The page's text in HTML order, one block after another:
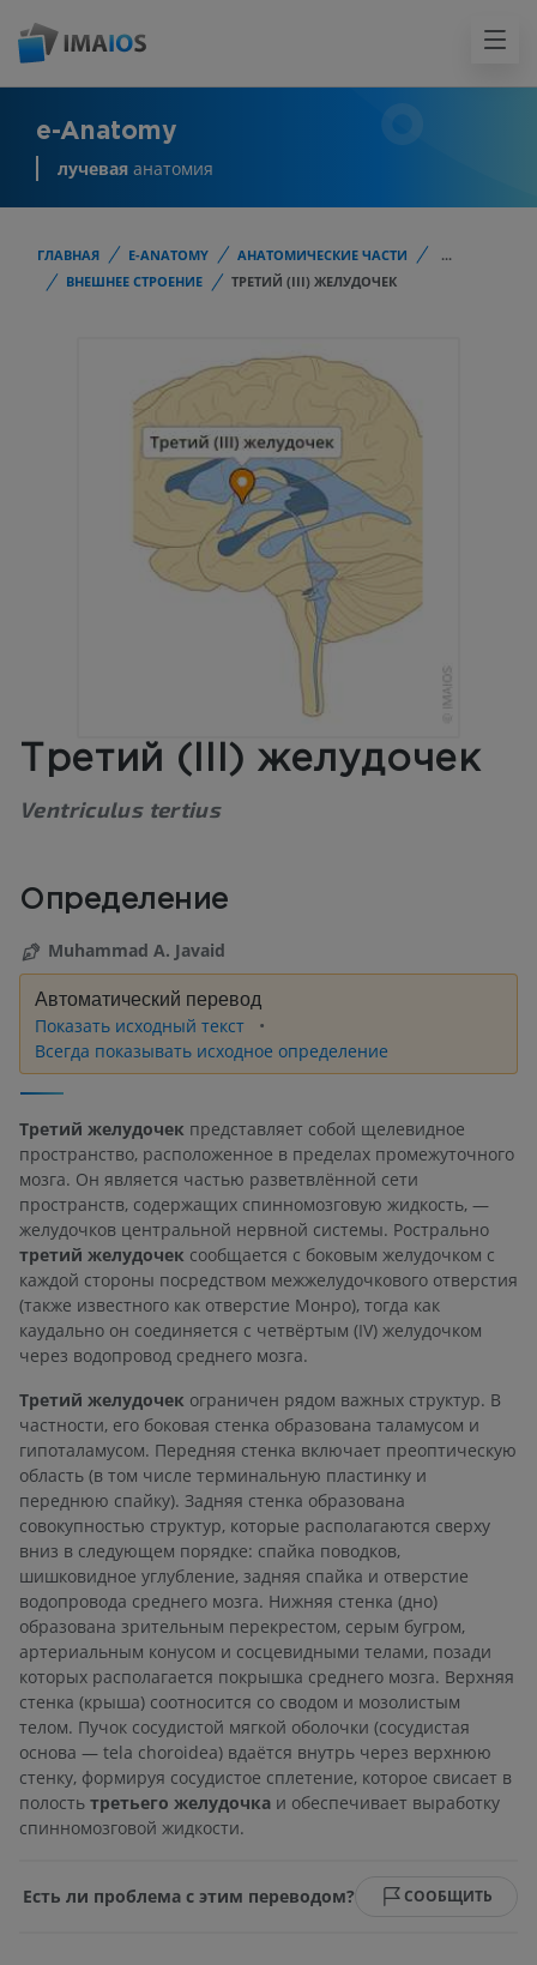
e-Anatomy
лучевая анатомия
ГЛАВНАЯ E-ANATOMY АНАТОМИЧЕСКИЕ ЧАСТИ
...
ВНЕШНЕЕ СТРОЕНИЕ
ТРЕТИЙ (III) ЖЕЛУДОЧЕК
Третий (III) желудочек
Ventriculus tertius
Определение
Muhammad A. Javaid
Автоматический перевод
Показать исходный текст
Всегда показывать исходное определение
Третий желудочек представляет собой щелевидное
пространство, расположенное в пределах промежуточного
мозга. Он является частью разветвлённой сети
пространств, содержащих спинномозговую жидкость, —
желудочков центральной нервной системы. Рострально
третий желудочек сообщается с боковым желудочком с
каждой стороны посредством межжелудочкового отверстия
(также известного как отверстие Монро), тогда как
каудально он соединяется с четвёртым (IV) желудочком
через водопровод среднего мозга.
Третий желудочек ограничен рядом важных структур. В
частности, его боковая стенка образована таламусом и
гипоталамусом. Передняя стенка включает преоптическую
область (в том числе терминальную пластинку и
переднюю спайку). Задняя стенка образована
совокупностью структур, которые располагаются сверху
вниз в следующем порядке: спайка поводков,
шишковидное углубление, задняя спайка и отверстие
водопровода среднего мозга. Нижняя стенка (дно)
образована зрительным перекрестом, серым бугром,
артериальным конусом и сосцевидными телами, позади
которых располагается покрышка среднего мозга. Верхняя
стенка (крыша) соотносится со сводом и мозолистым
телом. Пучок сосудистой мягкой оболочки (сосудистая
основа — tela choroidea) вдаётся внутрь через верхнюю
стенку, формируя сосудистое сплетение, которое свисает в
полость третьего желудочка и обеспечивает выработку
спинномозговой жидкости.
Есть ли проблема с этим переводом? СООБЩИТЬ